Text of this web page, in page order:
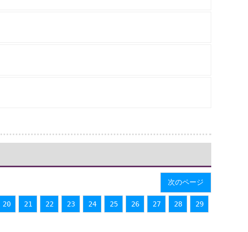
次のページ
20 21 22 23 24 25 26 27 28 29